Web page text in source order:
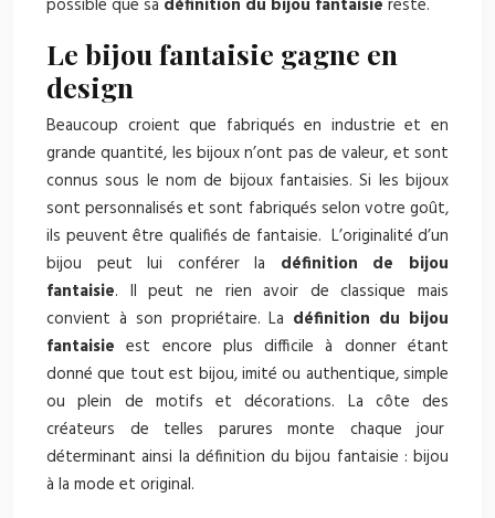
possible que sa définition du bijou fantaisie reste.
Le bijou fantaisie gagne en
design
Beaucoup croient que fabriqués en industrie et en
grande quantité, les bijoux n’ont pas de valeur, et sont
connus sous le nom de bijoux fantaisies. Si les bijoux
sont personnalisés et sont fabriqués selon votre goût,
ils peuvent être qualifiés de fantaisie. L’originalité d’un
bijou peut lui conférer la définition de bijou
fantaisie. Il peut ne rien avoir de classique mais
convient à son propriétaire. La définition du bijou
fantaisie est encore plus difficile à donner étant
donné que tout est bijou, imité ou authentique, simple
ou plein de motifs et décorations. La côte des
créateurs de telles parures monte chaque jour
déterminant ainsi la définition du bijou fantaisie : bijou
à la mode et original.